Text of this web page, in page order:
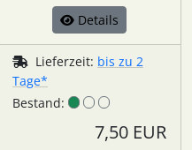
Details
Lieferzeit: bis zu 2
Tage*
Bestand:
7,50 EUR